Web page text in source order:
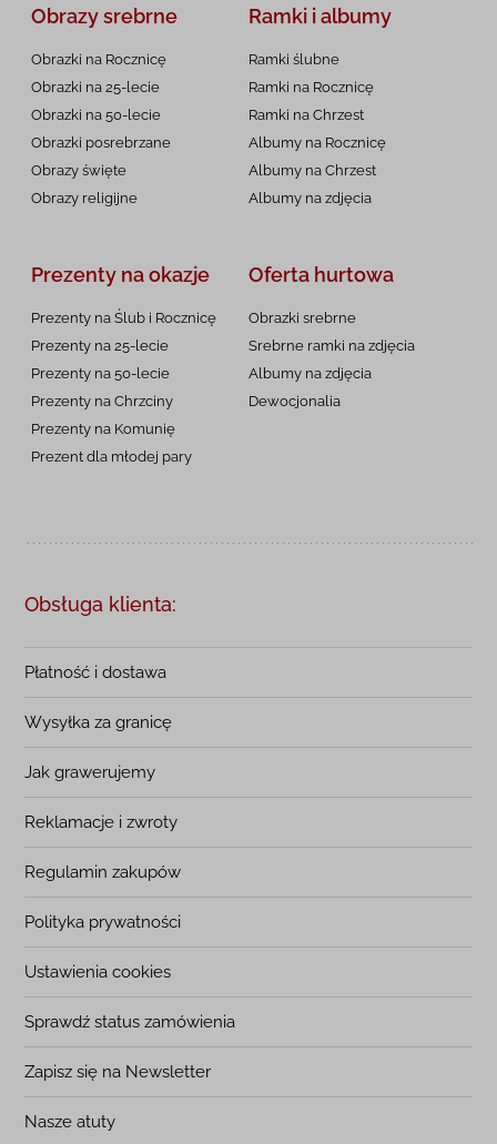
Obrazy srebrne
Obrazki na Rocznicę
Obrazki na 25-lecie
Obrazki na 50-lecie
Obrazki posrebrzane
Obrazy święte
Obrazy religijne
Ramki i albumy
Ramki ślubne
Ramki na Rocznicę
Ramki na Chrzest
Albumy na Rocznicę
Albumy na Chrzest
Albumy na zdjęcia
Prezenty na okazje
Prezenty na Ślub i Rocznicę
Prezenty na 25-lecie
Prezenty na 50-lecie
Prezenty na Chrzciny
Prezenty na Komunię
Prezent dla młodej pary
Oferta hurtowa
Obrazki srebrne
Srebrne ramki na zdjęcia
Albumy na zdjęcia
Dewocjonalia
Obsługa klienta:
Płatność i dostawa
Wysyłka za granicę
Jak grawerujemy
Reklamacje i zwroty
Regulamin zakupów
Polityka prywatności
Ustawienia cookies
Sprawdź status zamówienia
Zapisz się na Newsletter
Nasze atuty